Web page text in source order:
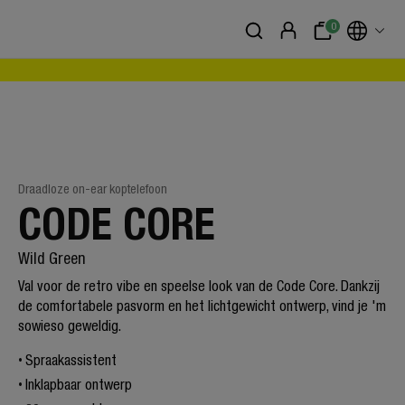
0
Draadloze on-ear koptelefoon
CODE CORE
Wild Green
Val voor de retro vibe en speelse look van de Code Core. Dankzij
de comfortabele pasvorm en het lichtgewicht ontwerp, vind je 'm
sowieso geweldig.
Spraakassistent
Inklapbaar ontwerp